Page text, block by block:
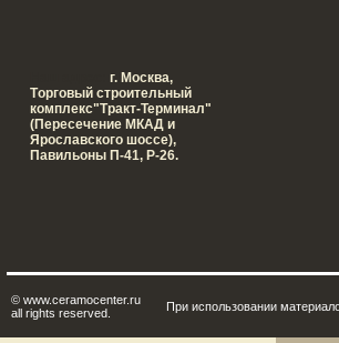
г. Москва,
Tорговый строительный
комплекс"Тракт-Терминал"
(Пересечение МКАД и
Ярославского шоссе),
Павильоны П-41, Р-26.
© www.ceramocenter.ru
all rights reserved.
При использовании